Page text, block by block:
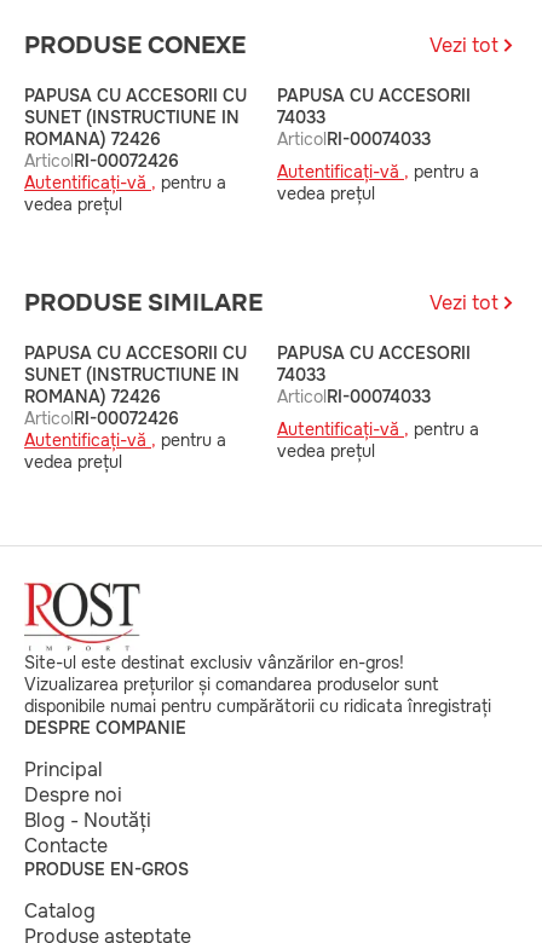
PRODUSE CONEXE Vezi tot
PAPUSA CU ACCESORII CU
SUNET (INSTRUCTIUNE IN
ROMANA) 72426
ArticolRI-00072426
Autentificați-vă , pentru a
vedea prețul
PAPUSA CU ACCESORII
74033
ArticolRI-00074033
Autentificați-vă , pentru a
vedea prețul
PRODUSE SIMILARE Vezi tot
PAPUSA CU ACCESORII CU
SUNET (INSTRUCTIUNE IN
ROMANA) 72426
ArticolRI-00072426
Autentificați-vă , pentru a
vedea prețul
PAPUSA CU ACCESORII
74033
ArticolRI-00074033
Autentificați-vă , pentru a
vedea prețul
Site-ul este destinat exclusiv vânzărilor en-gros!
Vizualizarea prețurilor și comandarea produselor sunt
disponibile numai pentru cumpărătorii cu ridicata înregistrați
DESPRE COMPANIE
Principal
Despre noi
Blog - Noutăți
Contacte
PRODUSE EN-GROS
Catalog
Produse așteptate